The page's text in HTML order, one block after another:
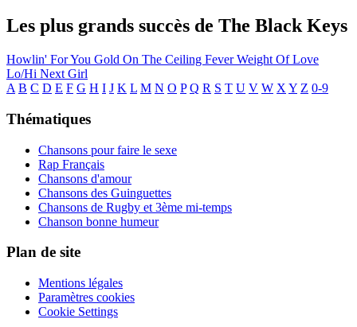
Les plus grands succès de The Black Keys
Howlin' For You Gold On The Ceiling FeverWeight Of Love
Lo/Hi Next Girl
A B C D E F G H I J K L M N O P Q R S T U V W X Y Z 0-9
Thématiques
Chansons pour faire le sexe
Rap Français
Chansons d'amour
Chansons des Guinguettes
Chansons de Rugby et 3ème mi-temps
Chanson bonne humeur
Plan de site
Mentions légales
Paramètres cookies
Cookie Settings